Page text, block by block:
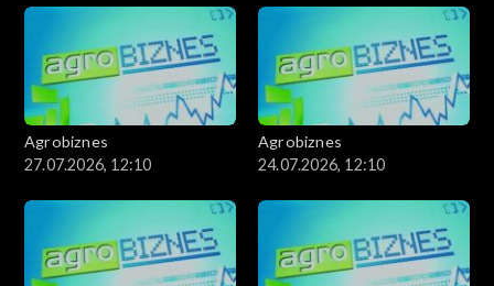
Agrobiznes
27.07.2026, 12:10
Agrobiznes
24.07.2026, 12:10